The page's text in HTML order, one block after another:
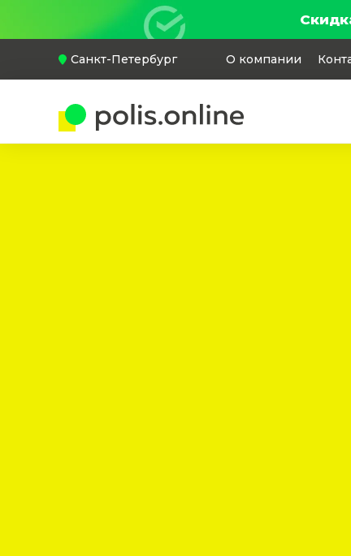
Санкт-Петербург О компании